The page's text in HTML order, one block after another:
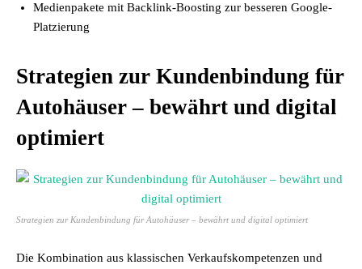
Medienpakete mit Backlink-Boosting zur besseren Google-
Platzierung
Strategien zur Kundenbindung für
Autohäuser – bewährt und digital
optimiert
Strategien zur Kundenbindung für Autohäuser – bewährt und digital optimiert
Die Kombination aus klassischen Verkaufskompetenzen und